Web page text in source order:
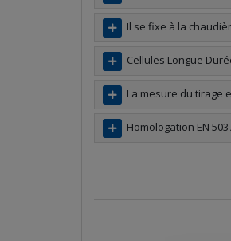
Il se fixe à la
Cellules Longue
La mesure du tirage
Homologation EN